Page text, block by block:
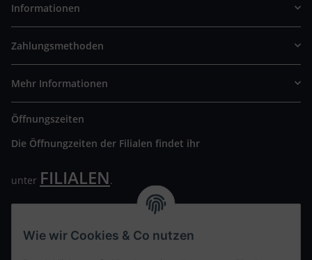
Informationen
Zahlungsmethoden
Mehr Informationen
Öffnungszeiten
Die Öffnungzeiten der Filialen findet ihr
unter FILIALEN.
Wir freuen uns auf Euren Besuch. Bitte beachtet die
Wie wir Cookies & Co nutzen